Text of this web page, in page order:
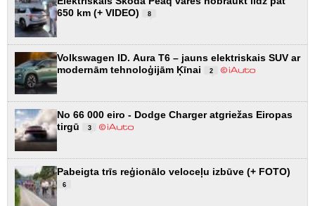
650 km (+ VIDEO)
8
Volkswagen ID. Aura T6 – jauns elektriskais SUV ar
modernām tehnoloģijām Ķīnai
2
No 66 000 eiro - Dodge Charger atgriežas Eiropas
tirgū
3
Pabeigta trīs reģionālo veloceļu izbūve (+ FOTO)
6